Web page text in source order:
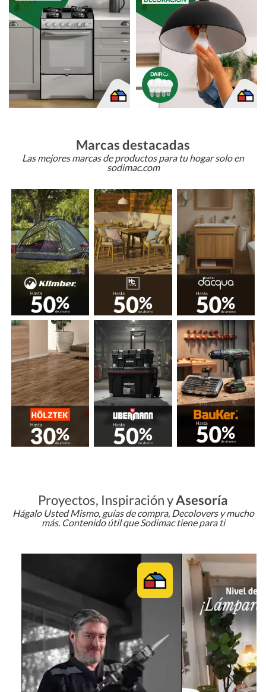
Marcas destacadas
Las mejores marcas de productos para tu hogar solo en
sodimac.com
Proyectos, Inspiración yAsesoría
Hágalo Usted Mismo, guías de compra, Decolovers y mucho
más. Contenido útil que Sodimac tiene para ti